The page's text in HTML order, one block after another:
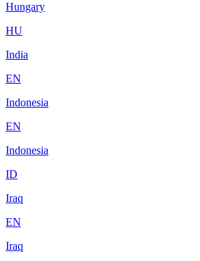
Hungary
HU
India
EN
Indonesia
EN
Indonesia
ID
Iraq
EN
Iraq